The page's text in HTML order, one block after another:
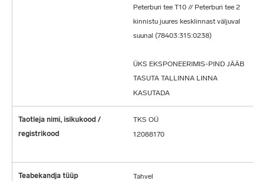
Peterburi tee T10 // Peterburi tee 2
kinnistu juures kesklinnast väljuval
suunal (78403:315:0238)
ÜKS EKSPONEERIMIS-PIND JÄÄB
TASUTA TALLINNA LINNA
KASUTADA
TKS OÜ
12088170
Tahvel